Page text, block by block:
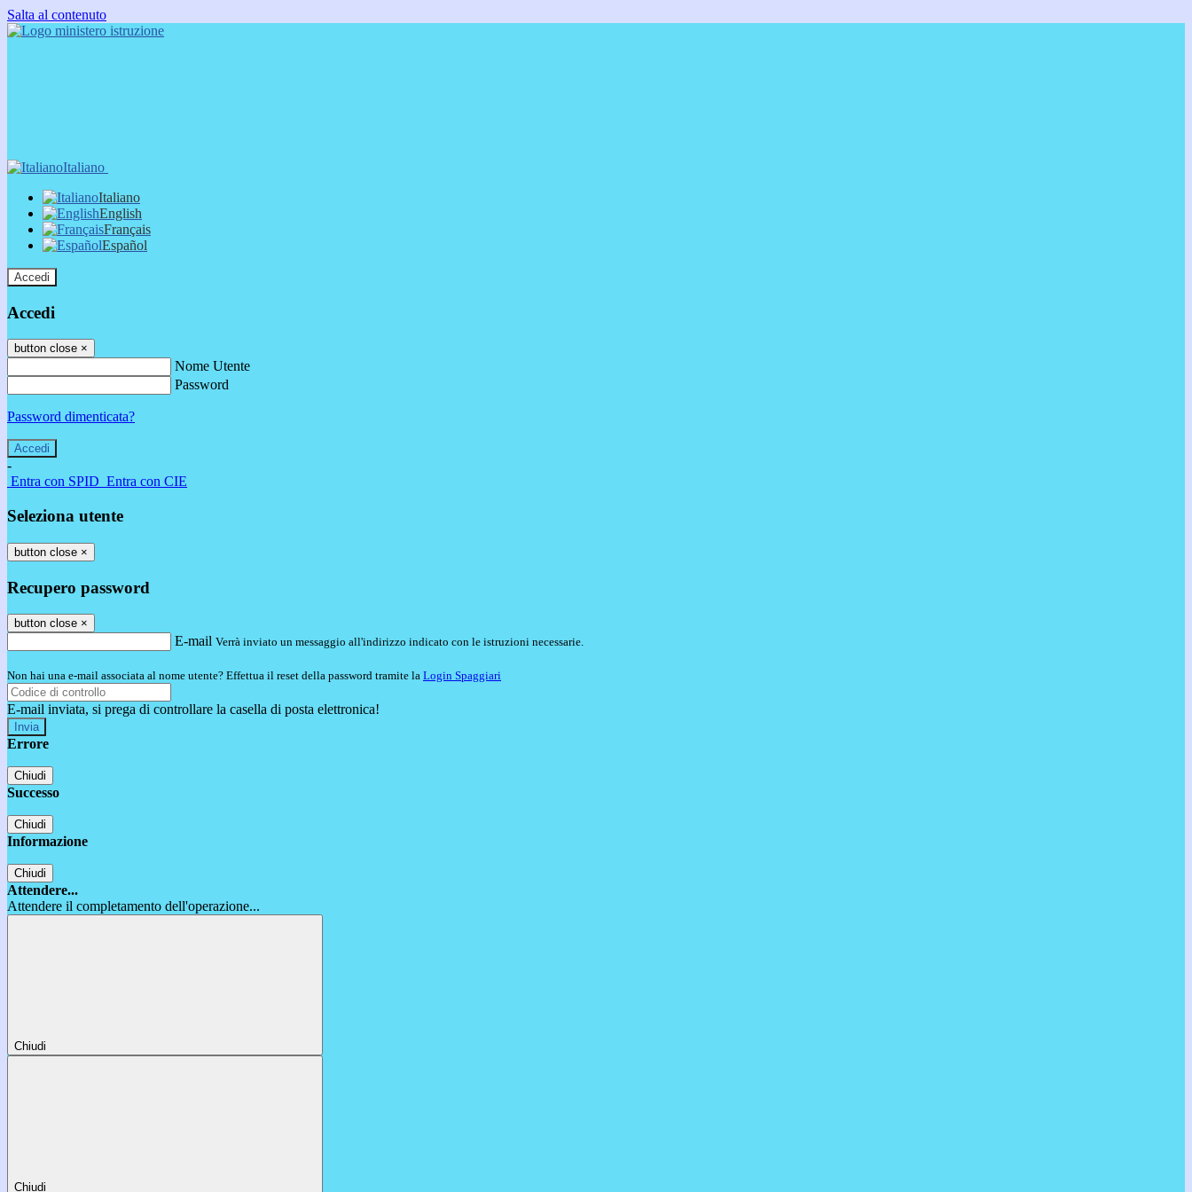
Salta al contenuto
Italiano
Italiano
English
Français
Español
Accedi
Accedi
button close ×
Nome Utente
Password
Password dimenticata?
-
Entra con SPID Entra con CIE
Seleziona utente
button close ×
Recupero password
button close ×
E-mail Verrà inviato un messaggio all'indirizzo indicato con le istruzioni necessarie.
Non hai una e-mail associata al nome utente? Effettua il reset della password tramite la Login Spaggiari
E-mail inviata, si prega di controllare la casella di posta elettronica!
Errore
Chiudi
Successo
Chiudi
Informazione
Chiudi
Attendere...
Attendere il completamento dell'operazione...
Chiudi
Chiudi